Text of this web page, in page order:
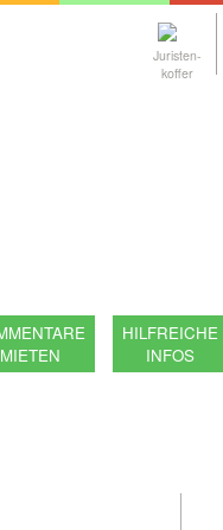
Juristen-
koffer
MIETEN
HILFREICHE
INFOS